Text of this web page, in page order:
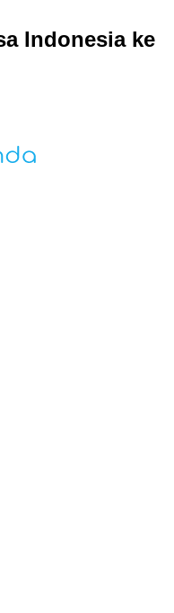
Indonesia ke